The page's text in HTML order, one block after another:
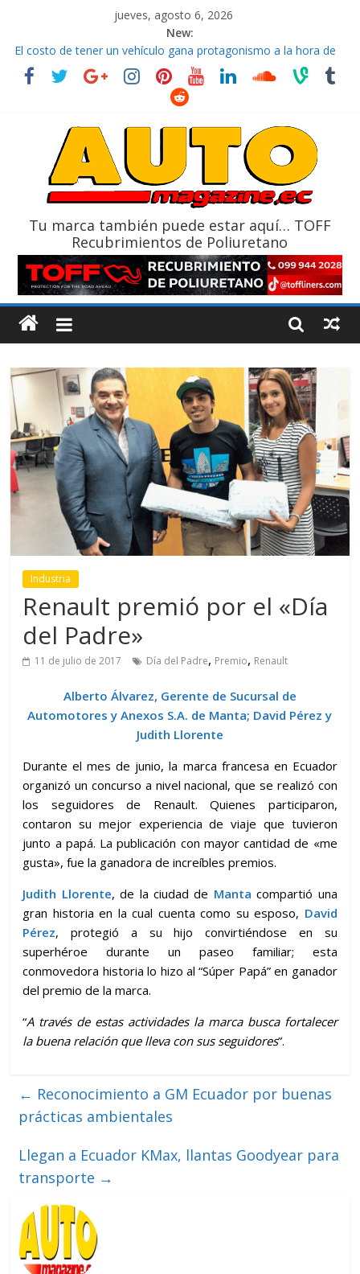
jueves, agosto 6, 2026
New:
El costo de tener un vehículo gana protagonismo a la hora de
decidir
Ultima película ‘Spider‑Man: Brand New Day’ pone en escena a
La Vuelta al Ecuador 2026, edición 47ª, recorre 7 provincias en 8
La FEDAK recibe 12 Sinotruk Bolden para cubrir las rutas de La
Tu marca también puede estar aquí… TOFF
Recubrimientos de Poliuretano
Industria
Renault premió por el «Día
del Padre»
11 de julio de 2017 Día del Padre, Premio, Renault
Alberto Álvarez, Gerente de Sucursal de
Automotores y Anexos S.A. de Manta; David Pérez y
Judith Llorente
Durante el mes de junio, la marca francesa en Ecuador
organizó un concurso a nivel nacional, que se realizó con
los seguidores de Renault. Quienes participaron,
contaron su mejor experiencia de viaje que tuvieron
junto a papá. La publicación con mayor cantidad de «me
gusta», fue la ganadora de increíbles premios.
Judith Llorente, de la ciudad de Manta compartió una
gran historia en la cual cuenta como su esposo, David
Pérez, protegió a su hijo convirtiéndose en su
superhéroe durante un paseo familiar; esta
conmovedora historia lo hizo al “Súper Papá” en ganador
del premio de la marca.
“A través de estas actividades la marca busca fortalecer
la buena relación que lleva con sus seguidores”.
← Reconocimiento a GM Ecuador por buenas
prácticas ambientales
Llegan a Ecuador KMax, llantas Goodyear para
transporte →